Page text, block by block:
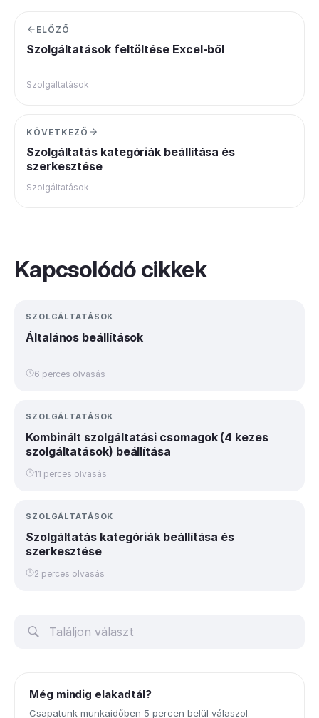
ELŐZŐ
Szolgáltatások feltöltése Excel-ből
Szolgáltatások
KÖVETKEZŐ
Szolgáltatás kategóriák beállítása és
szerkesztése
Szolgáltatások
Kapcsolódó cikkek
SZOLGÁLTATÁSOK
Általános beállítások
6 perces olvasás
SZOLGÁLTATÁSOK
Kombinált szolgáltatási csomagok (4 kezes
szolgáltatások) beállítása
11 perces olvasás
SZOLGÁLTATÁSOK
Szolgáltatás kategóriák beállítása és
szerkesztése
2 perces olvasás
Még mindig elakadtál?
Csapatunk munkaidőben 5 percen belül válaszol.